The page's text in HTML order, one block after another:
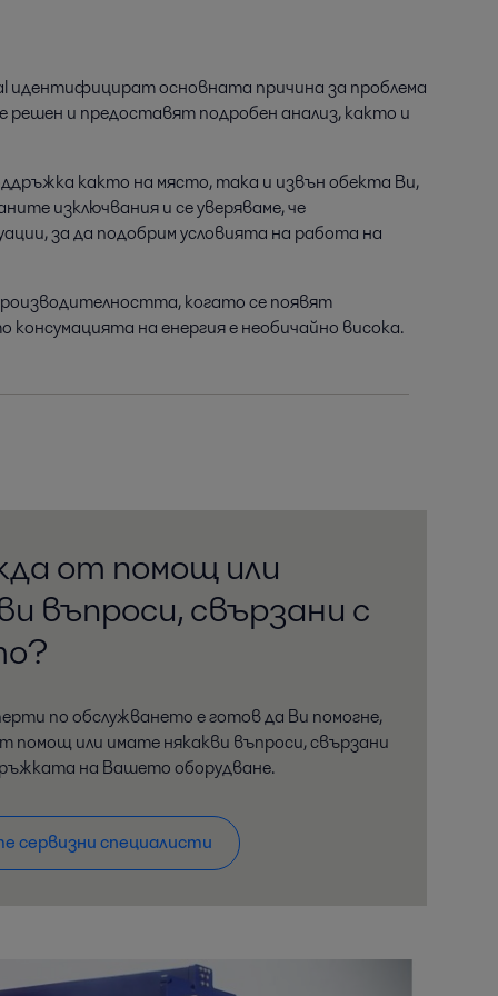
идентифицират основната причина за проблема
и предоставят подробен анализ, както и
както на място, така и извън обекта Ви,
изключвания и се уверяваме, че
за да подобрим условията на работа на
когато се появят
на енергия е необичайно висока.
от помощ или
въпроси, свързани с
по обслужването е готов да Ви помогне,
помощ или имате някакви въпроси, свързани
на Вашето оборудване.
сервизни специалисти